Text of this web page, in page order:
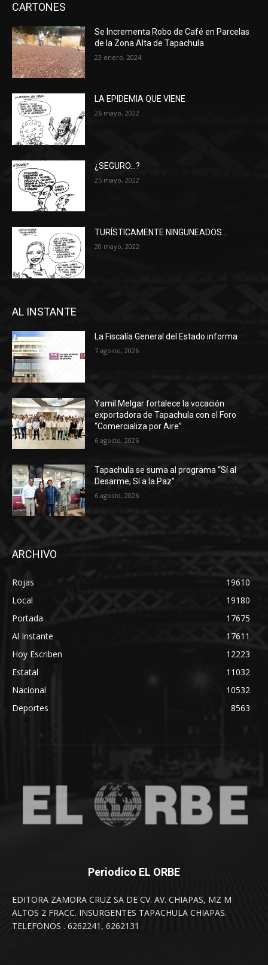
CARTONES
Se Incrementa Robo de Café en Parcelas
de la Zona Alta de Tapachula
23 enero, 2024
LA EPIDEMIA QUE VIENE
26 mayo, 2022
¿SEGURO…?
25 mayo, 2022
TURÍSTICAMENTE NINGUNEADOS…
20 mayo, 2022
AL INSTANTE
La Fiscalía General del Estado informa
7 agosto, 2026
Yamil Melgar fortalece la vocación
exportadora de Tapachula con el Foro
“Comercializa por Aire”
6 agosto, 2026
Tapachula se suma al programa “Sí al
Desarme, Sí a la Paz”
6 agosto, 2026
ARCHIVO
Rojas
19610
Local
19180
Portada
17675
Al Instante
17611
Hoy Escriben
12223
Estatal
11032
Nacional
10532
Deportes
8563
Periodico EL ORBE
EDITORA ZAMORA CRUZ SA DE CV. AV. CHIAPAS, MZ M
ALTOS 2 FRACC. INSURGENTES TAPACHULA CHIAPAS.
TELEFONOS . 6262241, 6262131